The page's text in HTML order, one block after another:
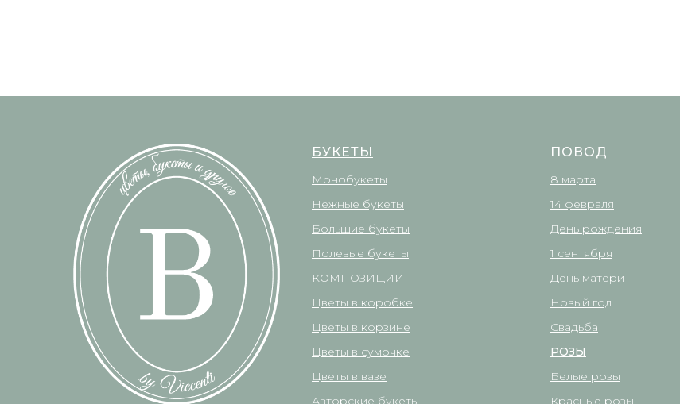
БУКЕТЫ
Монобукеты
Нежные букеты
Большие букеты
Полевые букеты
КОМПОЗИЦИИ
Цветы в коробке
Цветы в корзине
Цветы в сумочке
Цветы в вазе
Авторские букеты
ПОВОД
8 марта
14 февраля
День рождения
1 сентября
День матери
Новый год
Свадьба
РОЗЫ
Белые розы
Красные розы